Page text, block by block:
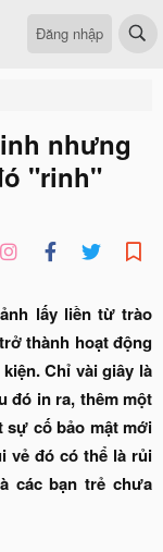
Đăng nhập
nhưng
"rinh"
lấy liền từ trào
thành hoạt động
Chỉ vài giây là
đó in ra, thêm một
sự cố bảo mật mới
vẻ đó có thể là rủi
các bạn trẻ chưa